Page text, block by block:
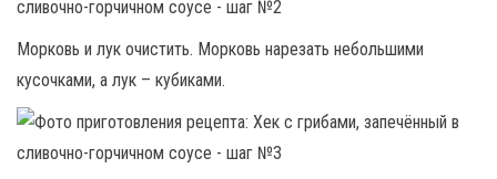
Морковь и лук очистить. Морковь нарезать небольшими
кусочками, а лук – кубиками.